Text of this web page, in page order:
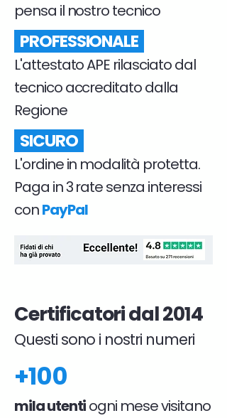
pensa il nostro tecnico
PROFESSIONALE
L'attestato APE rilasciato dal
tecnico accreditato dalla
Regione
SICURO
L'ordine in modalità protetta.
Paga in 3 rate senza interessi
conPayPal
Certificatori dal 2014
Questi sono i nostri numeri
+100
mila utentiogni mese visitano